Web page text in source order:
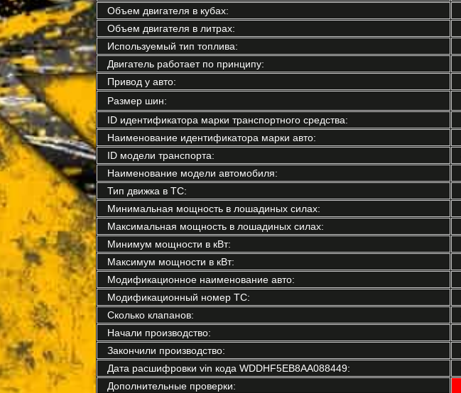
Объем двигателя в кубах:
Объем двигателя в литрах:
Используемый тип топлива:
Двигатель работает по принципу:
Привод у авто:
Размер шин:
ID идентификатора марки транспортного средства:
Наименование идентификатора марки авто:
ID модели транспорта:
Наименование модели автомобиля:
Тип движка в ТС:
Минимальная мощность в лошадиных силах:
Максимальная мощность в лошадиных силах:
Минимум мощности в кВт:
Максимум мощности в кВт:
Модификационное наименование авто:
Модификационный номер ТС:
Сколько клапанов:
Начали производство:
Закончили производство:
Дата расшифровки vin кода WDDHF5EB8AA088449:
Дополнительные проверки: